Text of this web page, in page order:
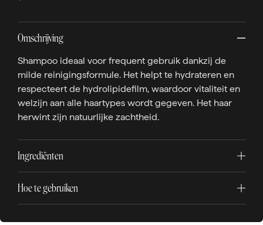
Omschrijving
Shampoo ideaal voor frequent gebruik dankzij de
milde reinigingsformule. Het helpt te hydrateren en
respecteert de hydrolipidefilm, waardoor vitaliteit en
welzijn aan alle haartypes wordt gegeven. Het haar
herwint zijn natuurlijke zachtheid.
Ingrediënten
Hoe te gebruiken